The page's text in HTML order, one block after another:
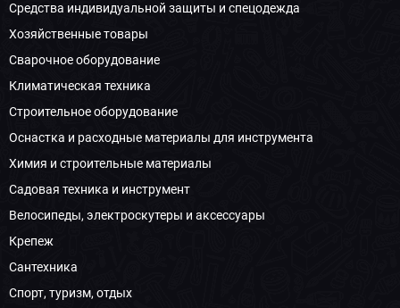
Средства индивидуальной защиты и спецодежда
Хозяйственные товары
Сварочное оборудование
Климатическая техника
Строительное оборудование
Оснастка и расходные материалы для инструмента
Химия и строительные материалы
Садовая техника и инструмент
Велосипеды, электроскутеры и аксессуары
Крепеж
Сантехника
Спорт, туризм, отдых